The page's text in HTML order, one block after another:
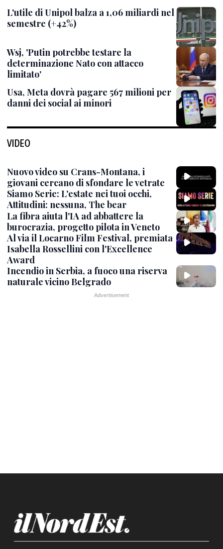
L'utile di Unipol balza a 1,06 miliardi nel
semestre (+42%)
Wsj, 'Putin potrebbe testare la
determinazione Nato con attacco
limitato'
Usa, Meta dovrà pagare 567 milioni per
danni dei social ai minori
VIDEO
Nuovo video su Crans-Montana, i
giovani cercano di sfondare le vetrate
Siamo Serie: L'estate nei tuoi occhi,
Attitudini: nessuna, The bear
La fibra aiuta l'IA ad abbattere la
burocrazia, progetto pilota in Veneto
Al via il Locarno Film Festival, premiata
Isabella Rossellini con l'Excellence
Award
Incendio in Serbia, a fuoco una riserva
naturale vicino Belgrado